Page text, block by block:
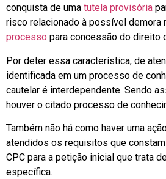
conquista de uma tutela provisória
risco relacionado à possível demora
processo para concessão do direito
Por deter essa característica, de
identificada em um processo de
cautelar é interdependente. Sendo
houver o citado processo de
Também não há como haver uma
atendidos os requisitos que
CPC para a petição inicial que trata
específica.